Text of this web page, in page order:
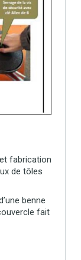
fabrication
de tôles
benne
fait